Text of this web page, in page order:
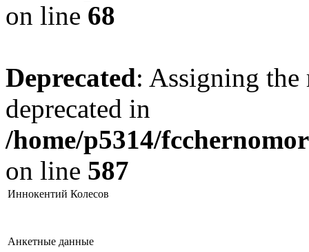
on line 68
Deprecated: Assigning the
deprecated in
/home/p5314/
on line 587
Иннокентий Колесов
Анкетные данные